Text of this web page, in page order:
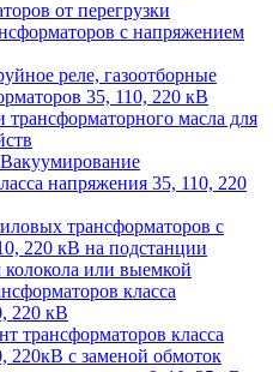
от перегрузки
с напряжением
реле, газоотборные
35, 110, 220 кВ
масла для
напряжения 35, 110, 220
трансформаторов с
220 кВ на подстанции
или выемкой
класса
220 кВ
трансформаторов класса
220кВ с заменой обмоток